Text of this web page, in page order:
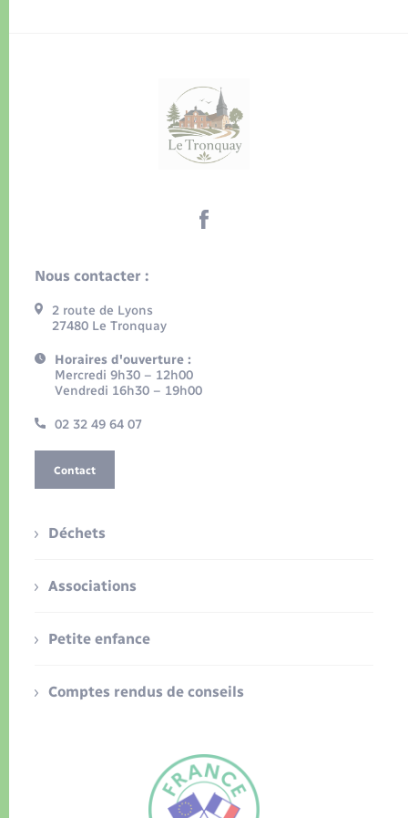
Nous contacter :
2 route de Lyons
27480 Le Tronquay
Horaires d'ouverture :
Mercredi 9h30 – 12h00
Vendredi 16h30 – 19h00
02 32 49 64 07
Contact
Déchets
Associations
Petite enfance
Comptes rendus de conseils